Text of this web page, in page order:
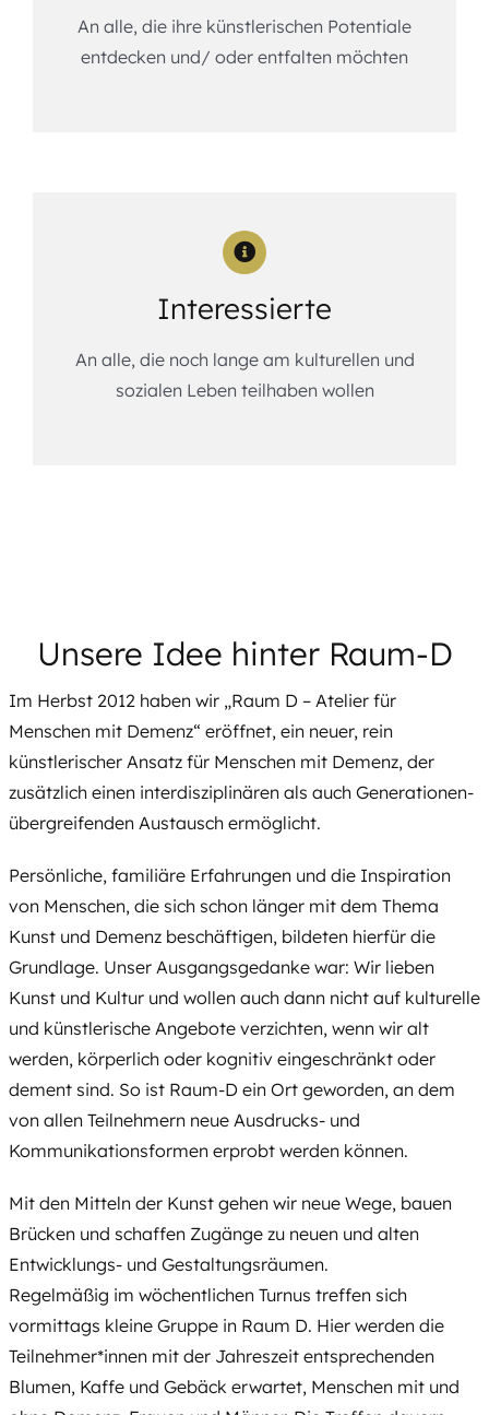
An alle, die ihre künstlerischen Potentiale
entdecken und/ oder entfalten möchten
Interessierte
An alle, die noch lange am kulturellen und
sozialen Leben teilhaben wollen
Unsere Idee hinter Raum-D
Im Herbst 2012 haben wir „Raum D – Atelier für
Menschen mit Demenz“ eröffnet, ein neuer, rein
künstlerischer Ansatz für Menschen mit Demenz, der
zusätzlich einen interdisziplinären als auch Generationen-
übergreifenden Austausch ermöglicht.
Persönliche, familiäre Erfahrungen und die Inspiration
von Menschen, die sich schon länger mit dem Thema
Kunst und Demenz beschäftigen, bildeten hierfür die
Grundlage. Unser Ausgangsgedanke war: Wir lieben
Kunst und Kultur und wollen auch dann nicht auf kulturelle
und künstlerische Angebote verzichten, wenn wir alt
werden, körperlich oder kognitiv eingeschränkt oder
dement sind. So ist Raum-D ein Ort geworden, an dem
von allen Teilnehmern neue Ausdrucks- und
Kommunikationsformen erprobt werden können.
Mit den Mitteln der Kunst gehen wir neue Wege, bauen
Brücken und schaffen Zugänge zu neuen und alten
Entwicklungs- und Gestaltungsräumen.
Regelmäßig im wöchentlichen Turnus treffen sich
vormittags kleine Gruppe in Raum D. Hier werden die
Teilnehmer*innen mit der Jahreszeit entsprechenden
Blumen, Kaffe und Gebäck erwartet, Menschen mit und